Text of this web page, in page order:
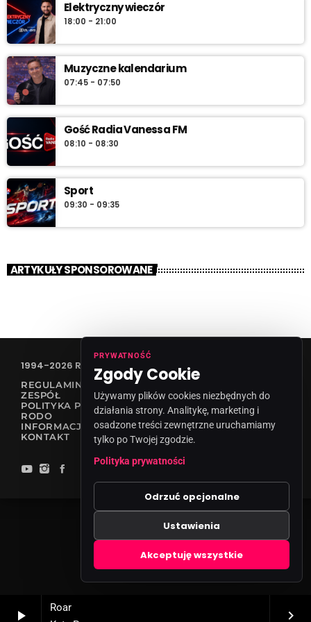
play_arrow
Roar
keyboard_arrow_right
Elektryczny wieczór
18:00 - 21:00
Muzyczne kalendarium
07:45 - 07:50
Gość Radia Vanessa FM
08:10 - 08:30
Sport
09:30 - 09:35
ARTYKUŁY SPONSOROWANE
1994-2026 RADIO VANESSA SPÓŁKA Z O.O
REGULAMIN KONKURSÓW
ZESPÓŁ
POLITYKA PRYWATNOŚCI
RODO
INFORMACJA O NADAWCY
KONTAKT
PRYWATNOŚĆ
Zgody Cookie
Używamy plików cookies niezbędnych do
działania strony. Analitykę, marketing i
osadzone treści zewnętrzne uruchamiamy
tylko po Twojej zgodzie.
Polityka prywatności
Odrzuć opcjonalne
Ustawienia
Akceptuję wszystkie
Zgody cookies